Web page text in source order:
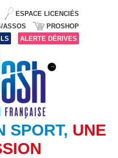
ESPACE LICENCIÉS
ASSOS
PROSHOP
ALERTE DÉRIVES
SPORT, UNE